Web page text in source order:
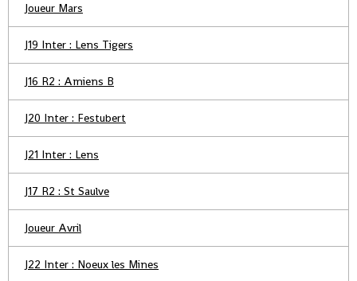
Joueur Mars
J19 Inter : Lens Tigers
J16 R2 : Amiens B
J20 Inter : Festubert
J21 Inter : Lens
J17 R2 : St Saulve
Joueur Avril
J22 Inter : Noeux les Mines